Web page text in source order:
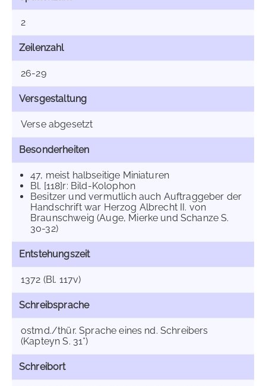
2
Zeilenzahl
26-29
Versgestaltung
Verse abgesetzt
Besonderheiten
47, meist halbseitige Miniaturen
Bl. [118]r: Bild-Kolophon
Besitzer und vermutlich auch Auftraggeber der
Handschrift war Herzog Albrecht II. von
Braunschweig (Auge, Mierke und Schanze S.
30-32)
Entstehungszeit
1372 (Bl. 117v)
Schreibsprache
ostmd./thür. Sprache eines nd. Schreibers
(Kapteyn S. 31*)
Schreibort